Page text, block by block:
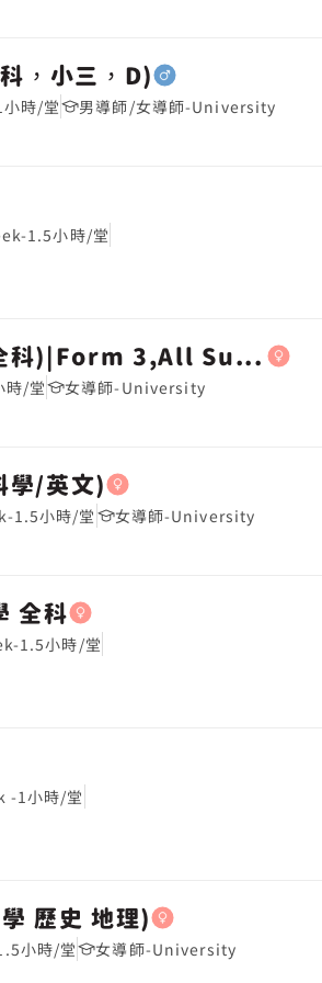
，小三，D)
時/堂 男導師/女導師-University
1.5小時/堂
)|Form 3,All Subjects(
/堂 女導師-University
/英文)
1.5小時/堂 女導師-University
全科
1.5小時/堂
-1小時/堂
year 7,All Subjects(綜合科學 歷史 地理)
小時/堂 女導師-University